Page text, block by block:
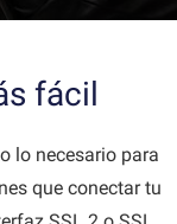
fácil
lo necesario para
que conectar tu